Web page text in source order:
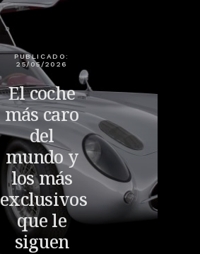
PUBLICADO:
25/05/2026
El coche
más caro
del
mundo y
los más
exclusivos
que le
siguen